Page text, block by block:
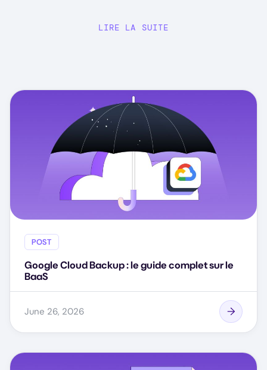
LIRE LA SUITE
POST
Google Cloud Backup : le guide complet sur le
BaaS
June 26, 2026